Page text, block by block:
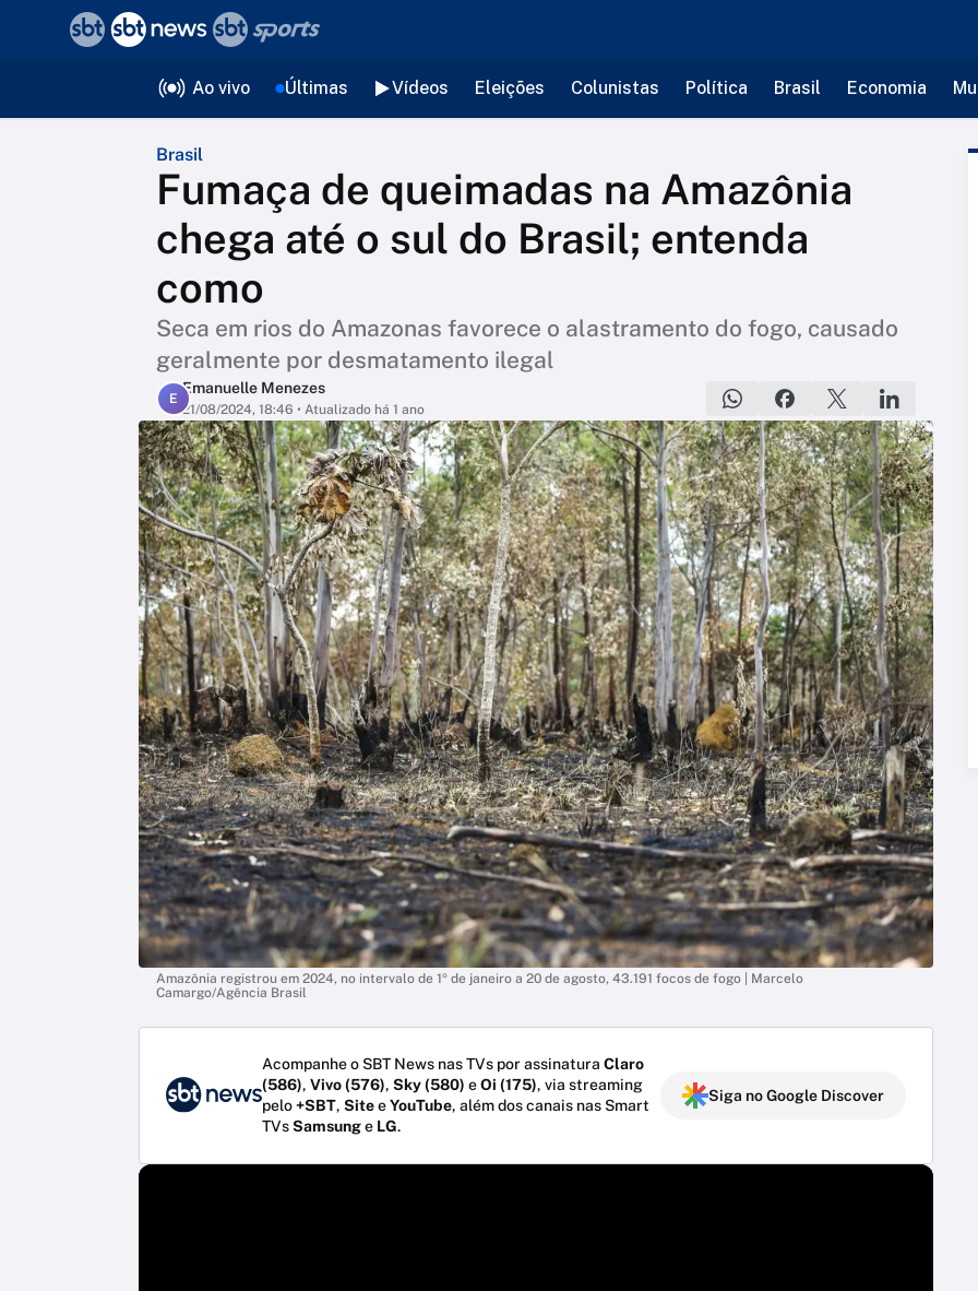
Ao vivo Últimas Vídeos Eleições Colunistas Política Brasil Economia
Brasil
Fumaça de queimadas na Amazônia
chega até o sul do Brasil; entenda
como
Seca em rios do Amazonas favorece o alastramento do fogo, causado
geralmente por desmatamento ilegal
E
Emanuelle Menezes
21/08/2024, 18:46 • Atualizado há 1 ano
Amazônia registrou em 2024, no intervalo de 1º de janeiro a 20 de agosto, 43.191 focos de fogo | Marcelo
Camargo/Agência Brasil
Acompanhe o SBT News nas TVs por assinatura Claro
(586), Vivo (576), Sky (580) eOi (175), via streaming
pelo+SBT, SiteeYouTube, além dos canais nas Smart
TVsSamsunge LG.
Siga no Google Discover
voltar
Editorias